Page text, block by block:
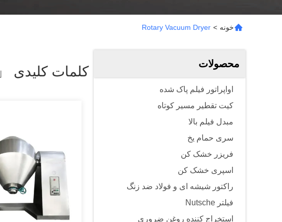
خونه >
Rotary Vacuum Dryer
محصولات
اواپراتور فیلم پاک شده
کیت تقطیر مسیر کوتاه
مبدل فیلم بالا
سری حمام یخ
فریزر خشک کن
اسپری خشک کن
راکتور شیشه ای و فولاد ضد زنگ
فیلتر Nutsche
استخراج کننده روغن ضروری
کلمات کلیدی 「rotary Vacuum Dryer」 همخوانی داشتن 4 محصولات